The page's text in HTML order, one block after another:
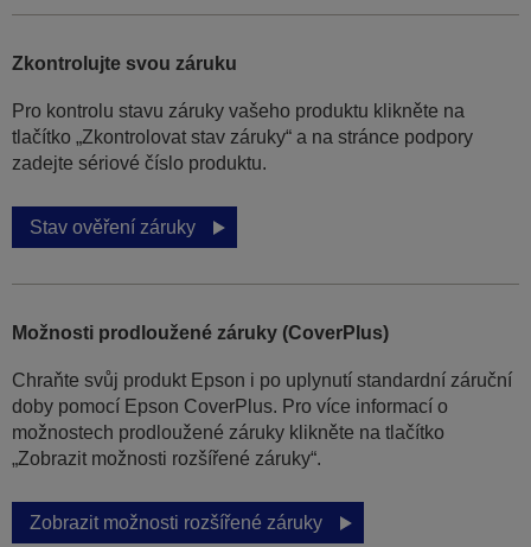
Zkontrolujte svou záruku
Pro kontrolu stavu záruky vašeho produktu klikněte na
tlačítko „Zkontrolovat stav záruky“ a na stránce podpory
zadejte sériové číslo produktu.
Stav ověření záruky
Možnosti prodloužené záruky (CoverPlus)
Chraňte svůj produkt Epson i po uplynutí standardní záruční
doby pomocí Epson CoverPlus. Pro více informací o
možnostech prodloužené záruky klikněte na tlačítko
„Zobrazit možnosti rozšířené záruky“.
Zobrazit možnosti rozšířené záruky